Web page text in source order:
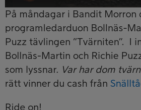
På måndagar i Bandit Morron
programledarduon Bollnäs-
Puzz tävlingen ”Tvärniten”. I
Bollnäs-Martin och Richie
som lyssnar. Var har dom
rätt vinner du cash från
Ride on!